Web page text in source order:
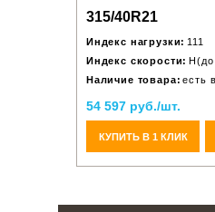
315/40R21
Индекс нагрузки: 111
Индекс скорости:
Наличие товара: есть
54 597 руб./шт.
КУПИТЬ В 1 КЛИК